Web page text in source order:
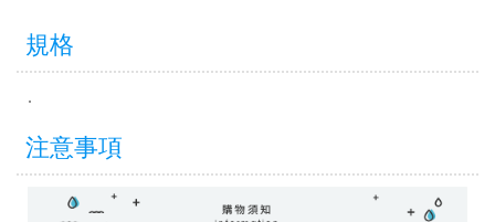
規格
.
注意事項